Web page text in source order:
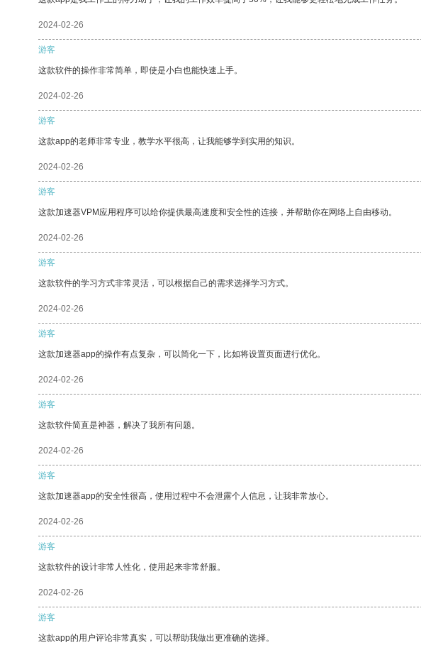
2024-02-26
游客
这款软件的操作非常简单，即使是小白也能快速上手。
2024-02-26
游客
这款app的老师非常专业，教学水平很高，让我能够学到实用的知识。
2024-02-26
游客
这款加速器VPM应用程序可以给你提供最高速度和安全性的连接，并帮助你在网络上自由移动。
2024-02-26
游客
这款软件的学习方式非常灵活，可以根据自己的需求选择学习方式。
2024-02-26
游客
这款加速器app的操作有点复杂，可以简化一下，比如将设置页面进行优化。
2024-02-26
游客
这款软件简直是神器，解决了我所有问题。
2024-02-26
游客
这款加速器app的安全性很高，使用过程中不会泄露个人信息，让我非常放心。
2024-02-26
游客
这款软件的设计非常人性化，使用起来非常舒服。
2024-02-26
游客
这款app的用户评论非常真实，可以帮助我做出更准确的选择。